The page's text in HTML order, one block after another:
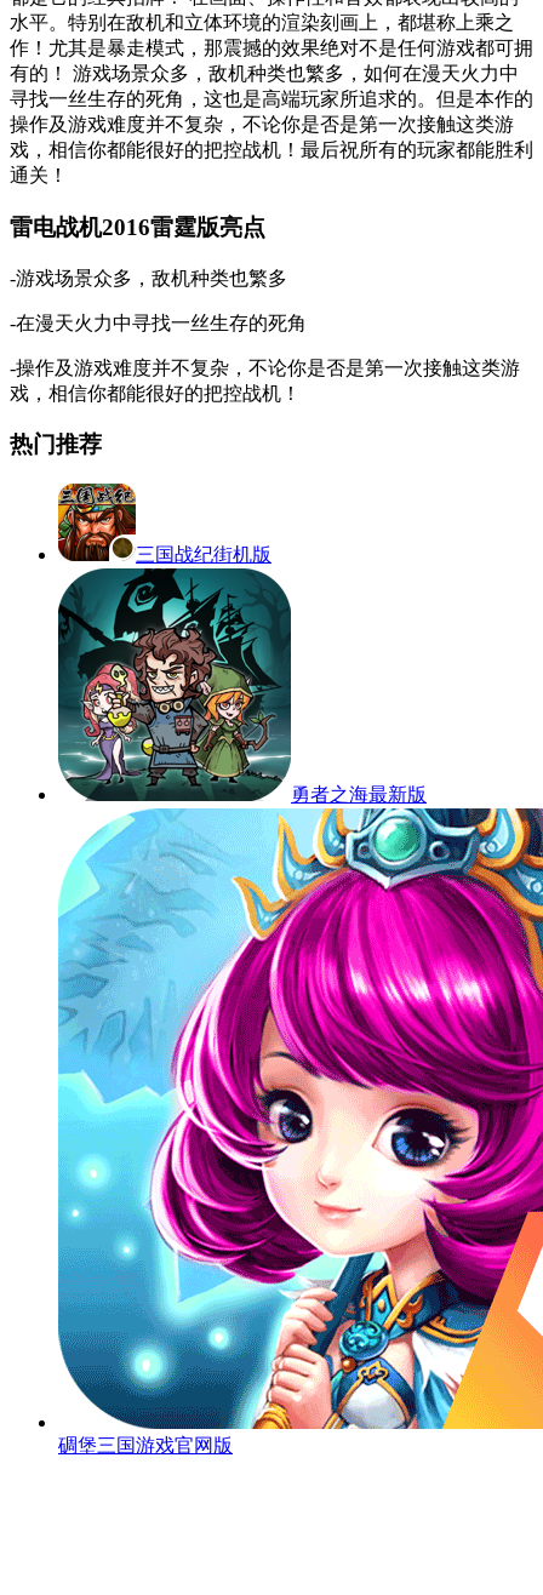
水平。特别在敌机和立体环境的渲染刻画上，都堪称上乘之
作！尤其是暴走模式，那震撼的效果绝对不是任何游戏都可拥
有的！ 游戏场景众多，敌机种类也繁多，如何在漫天火力中
寻找一丝生存的死角，这也是高端玩家所追求的。但是本作的
操作及游戏难度并不复杂，不论你是否是第一次接触这类游
戏，相信你都能很好的把控战机！最后祝所有的玩家都能胜利
通关！
雷电战机2016雷霆版亮点
-游戏场景众多，敌机种类也繁多
-在漫天火力中寻找一丝生存的死角
-操作及游戏难度并不复杂，不论你是否是第一次接触这类游
戏，相信你都能很好的把控战机！
热门推荐
三国战纪街机版
勇者之海最新版
碉堡三国游戏官网版